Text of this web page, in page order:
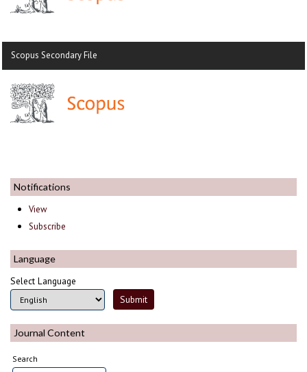
Scopus Secondary File
Notifications
View
Subscribe
Language
Select Language
Journal Content
Search